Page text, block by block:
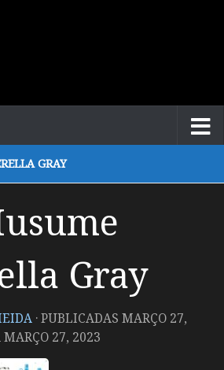
GRAY
Gray
· PUBLICADAS MARÇO 27,
MARÇO 27, 2023